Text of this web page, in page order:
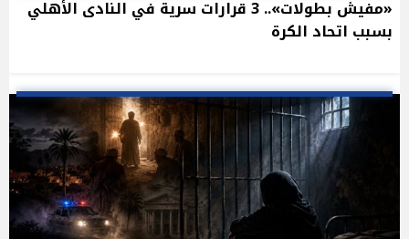
«مفيش بطولات».. 3 قرارات سرية في النادى الأهلي
بسبب اتحاد الكرة